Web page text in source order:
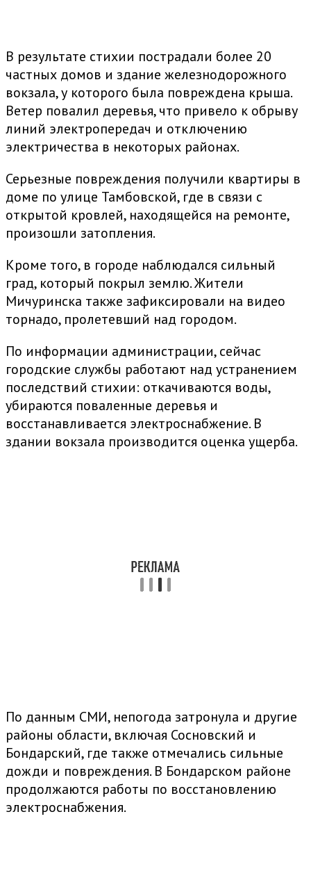
В результате стихии пострадали более 20
частных домов и здание железнодорожного
вокзала, у которого была повреждена крыша.
Ветер повалил деревья, что привело к обрыву
линий электропередач и отключению
электричества в некоторых районах.
Серьезные повреждения получили квартиры в
доме по улице Тамбовской, где в связи с
открытой кровлей, находящейся на ремонте,
произошли затопления.
Кроме того, в городе наблюдался сильный
град, который покрыл землю. Жители
Мичуринска также зафиксировали на видео
торнадо, пролетевший над городом.
По информации администрации, сейчас
городские службы работают над устранением
последствий стихии: откачиваются воды,
убираются поваленные деревья и
восстанавливается электроснабжение. В
здании вокзала производится оценка ущерба.
По данным СМИ, непогода затронула и другие
районы области, включая Сосновский и
Бондарский, где также отмечались сильные
дожди и повреждения. В Бондарском районе
продолжаются работы по восстановлению
электроснабжения.